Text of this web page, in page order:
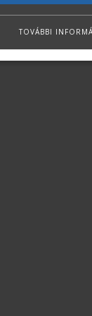
TOVÁBBI